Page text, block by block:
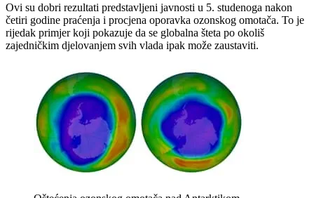
Ovi su dobri rezultati predstavljeni javnosti u 5. studenoga nakon
četiri godine praćenja i procjena oporavka ozonskog omotača. To je
rijedak primjer koji pokazuje da se globalna šteta po okoliš
zajedničkim djelovanjem svih vlada ipak može zaustaviti.